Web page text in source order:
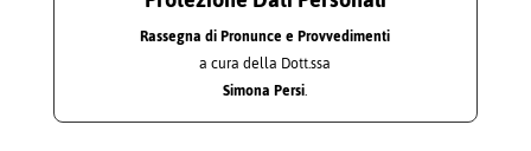
Rassegna di Pronunce e Provvedimenti
a cura della Dott.ssa
Simona Persi.